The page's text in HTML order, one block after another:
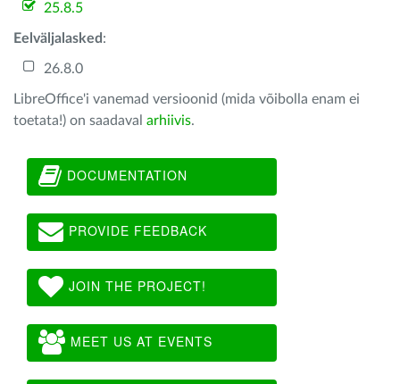
25.8.5
Eelväljalasked :
26.8.0
LibreOffice'i vanemad versioonid (mida võibolla enam ei
toetata!) on saadaval arhiivis.
DOCUMENTATION
PROVIDE FEEDBACK
JOIN THE PROJECT!
MEET US AT EVENTS